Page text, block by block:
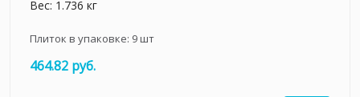
Вес: 1.736 кг
Плиток в упаковке: 9шт
464.82 руб.